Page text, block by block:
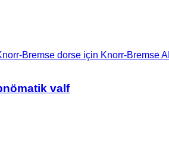
Bremse dorse için Knorr-Bremse
valf